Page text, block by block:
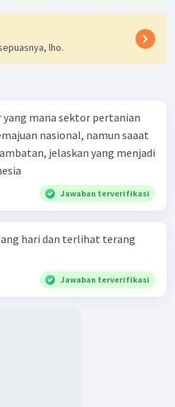
lho.
yang mana sektor pertanian
nasional, namun saaat
jelaskan yang menjadi
Jawaban terverifikasi
hari dan terlihat terang
Jawaban terverifikasi